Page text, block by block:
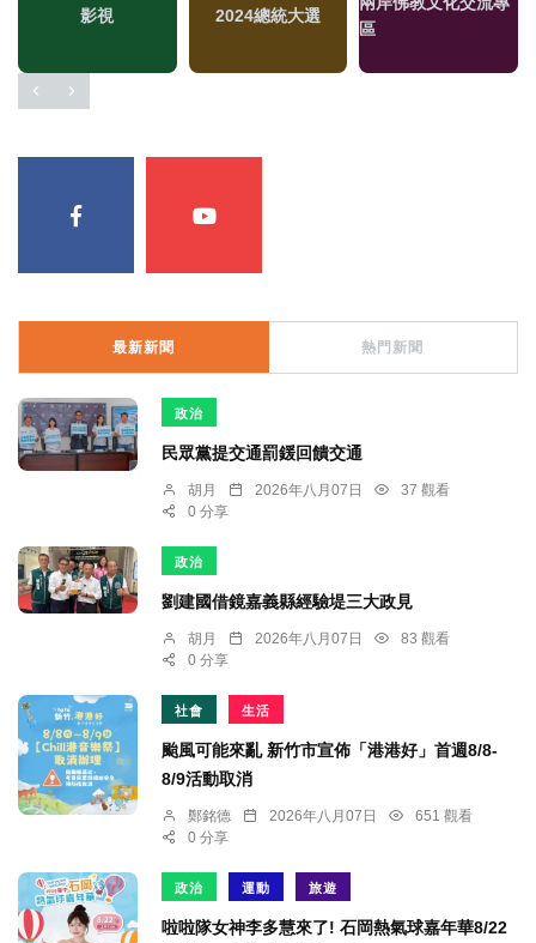
影視 2024總統大選
區
最新新聞 熱門新聞
政治
民眾黨提交通罰鍰回饋交通
胡月 2026年八月07日
37 觀看
0 分享
政治
劉建國借鏡嘉義縣經驗堤三大政見
胡月 2026年八月07日
83 觀看
0 分享
社會 生活
颱風可能來亂 新竹市宣佈「港港好」首週8/8-
8/9活動取消
鄭銘德 2026年八月07日
651 觀看
0 分享
政治 運動 旅遊
啦啦隊女神李多慧來了! 石岡熱氣球嘉年華8/22